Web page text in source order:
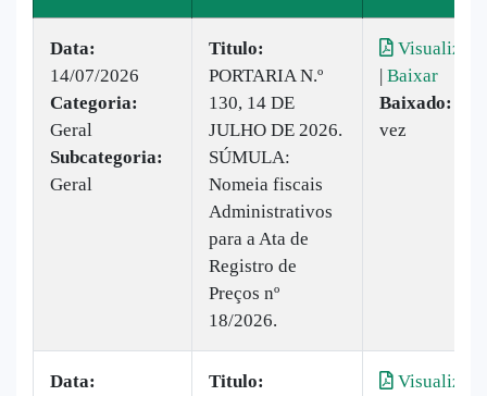
Data:
14/07/2026
Categoria:
Geral
Subcategoria:
Geral
Titulo:
PORTARIA N.º
130, 14 DE
JULHO DE 2026.
SÚMULA:
Nomeia fiscais
Administrativos
para a Ata de
Registro de
Preços nº
18/2026.
Visualizar
| Baixar
Baixado:
vez
Data:
Titulo:
Visualizar